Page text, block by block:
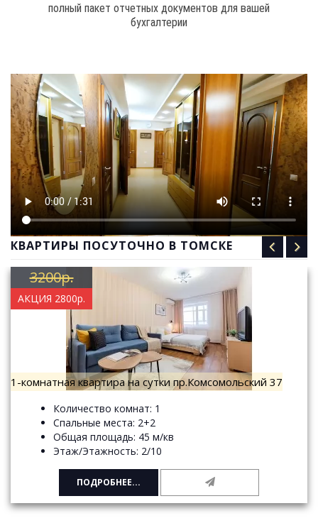
полный пакет отчетных документов для вашей
бухгалтерии
КВАРТИРЫ ПОСУТОЧНО В ТОМСКЕ
3200р.
АКЦИЯ 2800р.
1-комнатная квартира на сутки пр.Комсомольский 37
Количество комнат: 1
Спальные места: 2+2
Общая площадь: 45 м/кв
Этаж/Этажность: 2/10
ПОДРОБНЕЕ...